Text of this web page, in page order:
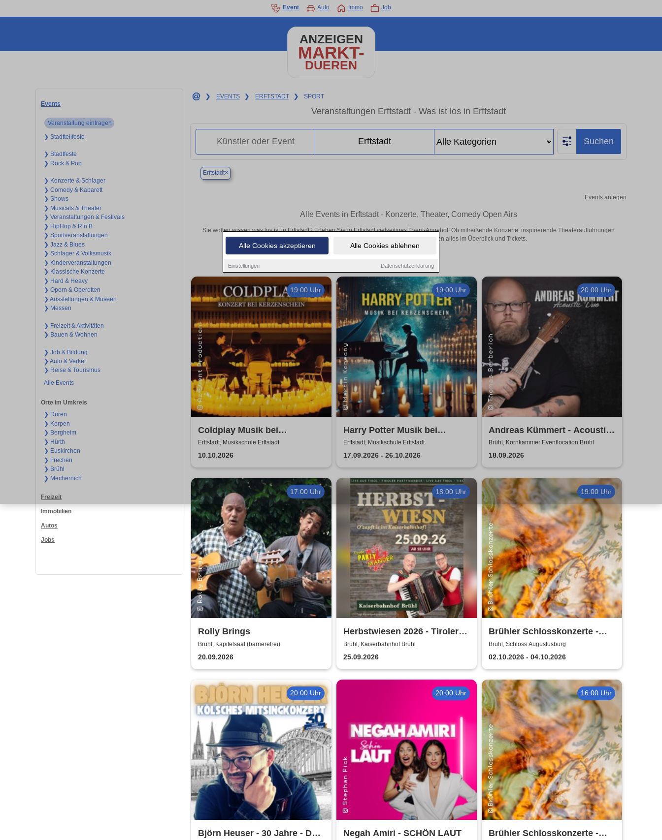
Alle Cookies akzeptieren Alle Cookies ablehnen
Einstellungen Datenschutzerklärung
Event Auto Immo Job
ANZEIGEN
MARKT-
DUEREN
Events
Veranstaltung eintragen
❯ Stadtteilfeste
❯ Stadtfeste
❯ Rock & Pop
❯ Konzerte & Schlager
❯ Comedy & Kabarett
❯ Shows
❯ Musicals & Theater
❯ Veranstaltungen & Festivals
❯ HipHop & R’n‘B
❯ Sportveranstaltungen
❯ Jazz & Blues
❯ Schlager & Volksmusik
❯ Kinderveranstaltungen
❯ Klassische Konzerte
❯ Hard & Heavy
❯ Opern & Operetten
❯ Ausstellungen & Museen
❯ Messen
❯ Freizeit & Aktivitäten
❯ Bauen & Wohnen
❯ Job & Bildung
❯ Auto & Verker
❯ Reise & Tourismus
Alle Events
Orte im Umkreis
❯ Düren
❯ Kerpen
❯ Bergheim
❯ Hürth
❯ Euskirchen
❯ Frechen
❯ Brühl
❯ Mechernich
Freizeit
Immobilien
Autos
Jobs
❯ EVENTS ❯ ERFTSTADT ❯ SPORT
Veranstaltungen Erftstadt - Was ist los in Erftstadt
Suchen
Erftstadt×
Events anlegen
Alle Events in Erftstadt - Konzerte, Theater, Comedy Open Airs
Sie wollen wissen was los ist in Erftstadt? Erleben Sie in Erftstadt vielseitiges Event-Angebot! Ob mitreißende Konzerte, inspirierende Theateraufführungen
oder aufregende Veranstaltungen in Erftstadt – hier finden alles im Überblick und Tickets.
19:00 Uhr
Coldplay Musik bei
Kerzenschein
Erftstadt, Musikschule Erftstadt
10.10.2026
19:00 Uhr
Harry Potter Musik bei
Kerzenschein
Erftstadt, Musikschule Erftstadt
17.09.2026 - 26.10.2026
20:00 Uhr
Andreas Kümmert - Acoustic
Duo
Brühl, Kornkammer Eventlocation Brühl
18.09.2026
17:00 Uhr
Rolly Brings
Brühl, Kapitelsaal (barrierefrei)
20.09.2026
18:00 Uhr
Herbstwiesen 2026 - Tiroler
Partymander live |
Kaiserbahnhof Brühl
Brühl, Kaiserbahnhof Brühl
25.09.2026
19:00 Uhr
Brühler Schlosskonzerte -
Haydn-Festival 2026
Brühl, Schloss Augustusburg
02.10.2026 - 04.10.2026
20:00 Uhr
Björn Heuser - 30 Jahre - Das
20:00 Uhr
Negah Amiri - SCHÖN LAUT
16:00 Uhr
Brühler Schlosskonzerte -